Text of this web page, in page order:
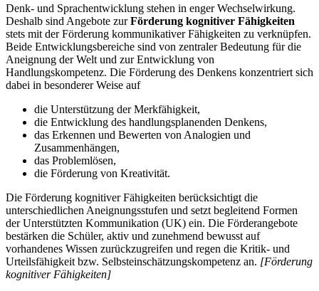
Denk- und Sprachentwicklung stehen in enger Wechselwirkung.
Deshalb sind Angebote zurFörderung kognitiver Fähigkeiten
stets mit der Förderung kommunikativer Fähigkeiten zu verknüpfen.
Beide Entwicklungsbereiche sind von zentraler Bedeutung für die
Aneignung der Welt und zur Entwicklung von
Handlungskompetenz. Die Förderung des Denkens konzentriert sich
dabei in besonderer Weise auf
die Unterstützung der Merkfähigkeit,
die Entwicklung des handlungsplanenden Denkens,
das Erkennen und Bewerten von Analogien und
Zusammenhängen,
das Problemlösen,
die Förderung von Kreativität.
Die Förderung kognitiver Fähigkeiten berücksichtigt die
unterschiedlichen Aneignungsstufen und setzt begleitend Formen
der Unterstützten Kommunikation (UK) ein. Die Förderangebote
bestärken die Schüler, aktiv und zunehmend bewusst auf
vorhandenes Wissen zurückzugreifen und regen die Kritik- und
Urteilsfähigkeit bzw. Selbsteinschätzungskompetenz an. [Förderung
kognitiver Fähigkeiten]